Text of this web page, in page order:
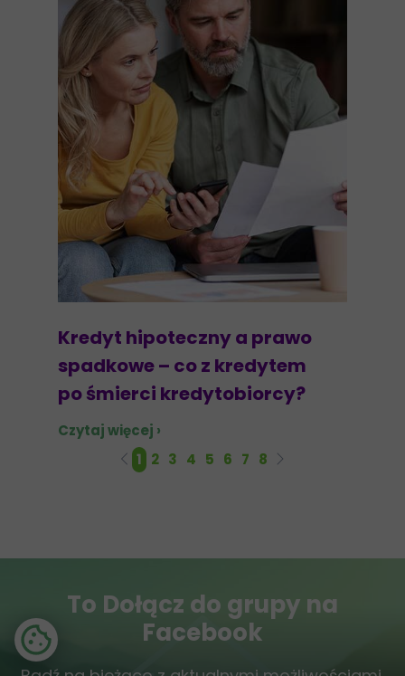
Kredyt hipoteczny a prawo
spadkowe – co z kredytem
po śmierci kredytobiorcy?
Czytaj więcej ›
1 2 3 4 5 6 7 8
To Dołącz do grupy na
Facebook